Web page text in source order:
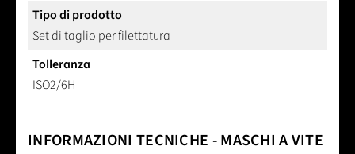
Tipo di prodotto
Set di taglio per filettatura
Tolleranza
ISO2/6H
INFORMAZIONI TECNICHE - MASCHI A VITE